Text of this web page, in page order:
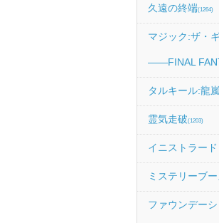
久遠の終端(1264)
マジック:ザ・
――FINAL
タルキール:龍
霊気走破(1203)
イニストラー
ミステリーブ
ファウンデー